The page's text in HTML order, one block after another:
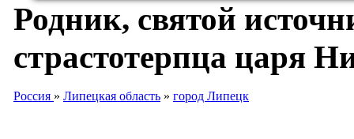
Родник, святой
страстотерпца царя
Россия » Липецкая область » город Липецк